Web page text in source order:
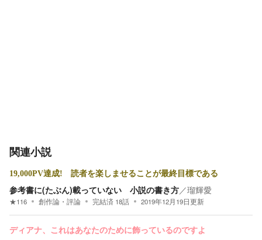
関連小説
19,000PV達成! 読者を楽しませることが最終目標である
参考書に(たぶん)載っていない 小説の書き方／瑠輝愛
★116 創作論・評論 完結済 18話 2019年12月19日更新
ディアナ、これはあなたのために飾っているのですよ